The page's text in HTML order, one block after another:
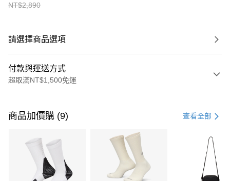
NT$2,890
請選擇商品選項
付款與運送方式
超取滿NT$1,500免運
信用卡一次付款
3 期 0 利率 每期 21家銀行
合作金庫商業銀行
第一商業銀行
華南商業銀行
彰化商業銀行
商品加價購 (9) 查看全部